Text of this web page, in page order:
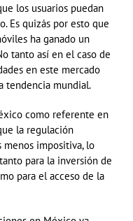
los usuarios puedan
Es quizás por esto que
ha ganado un
tanto así en el caso de
en este mercado
tendencia mundial.
como referente en
la regulación
impositiva, lo
para la inversión de
para el acceso de la